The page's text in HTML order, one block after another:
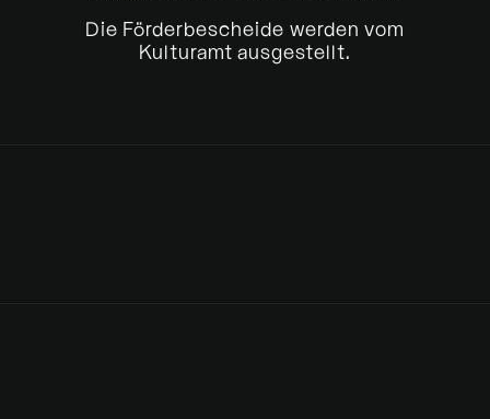
Die Förderbescheide werden vom
Kulturamt ausgestellt.